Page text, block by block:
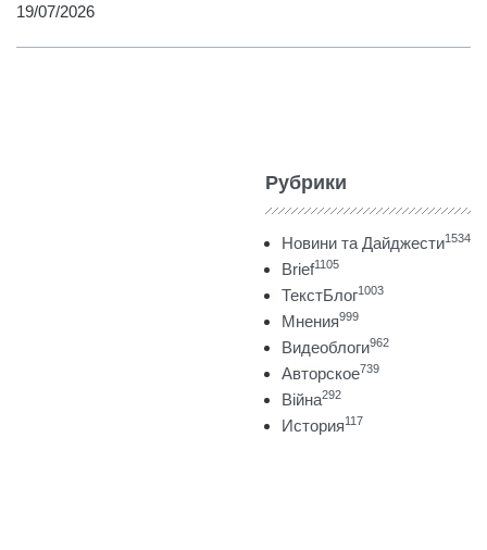
19/07/2026
Рубрики
Новини та Дайджести1534
Brief1105
ТекстБлог1003
Мнения999
Видеоблоги962
Авторское739
Війна292
История117